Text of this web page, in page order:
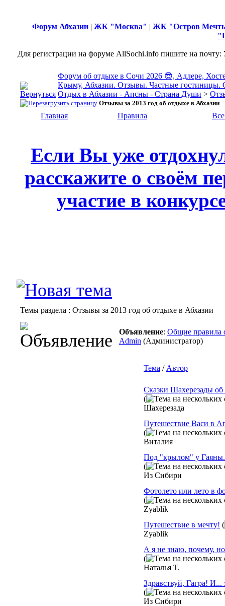
Форум Абхазии | ЖК "Москва" | ЖК "Остров
Для регистрации на форуме AllSochi.info пишите на почту:
Форум об отдыхе в Сочи 2026 😎, Адлере,
Крыму, Абхазии. Отзывы. Частные гостиницы.
Отдых в Абхазии - Апсны - Страна Души >
Отзывы за 2013 год об отдыхе в Абхазии
Главная Правила
Если Вы уже
расскажите о своём
участие в
Темы раздела : Отзывы за 2013 год об отдыхе в Абхазии
Объявление: Общие правила
Admin (Администратор)
Тема / Автор
Сказки Шахерезады об
(
Шахерезада
Путешествие Васи в
(
Виталия
Под "крылом" у
(
Из Сибири
Фотолето или лето в
(
Zyablik
Путешествие в мечту! (
Zyablik
А я не знаю, почему,
(
Наталья Т.
Здравствуй, Гагра!
(
Из Сибири